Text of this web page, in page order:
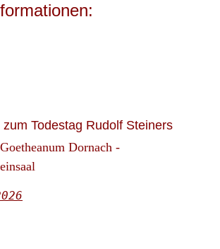
zum Todestag Rudolf Steiners
Goetheanum Dornach -